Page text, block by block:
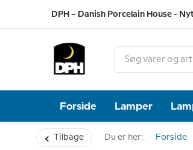
DPH – Danish Porcelain House -
Forside Lamper
Tilbage Du er her: Forside